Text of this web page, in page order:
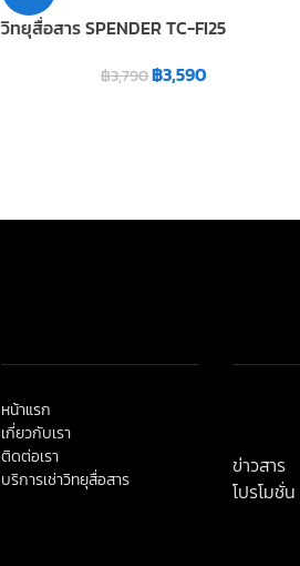
วิทยุสื่อสาร SPENDER TC-FI25
฿3,790฿3,590
หน้าแรก
เกี่ยวกับเรา
ติดต่อเรา
บริการเช่าวิทยุสื่อสาร
ข่าวสาร
โปรโมชั่น